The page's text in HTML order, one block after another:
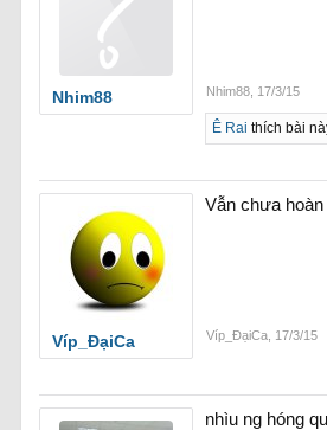
Nhim88 Nhim88 17/3/15
Ê Rai thích bài
Víp_ĐạiCa
Vẫn chưa
Víp_ĐạiCa 17/3/15
nhìu ng hóng